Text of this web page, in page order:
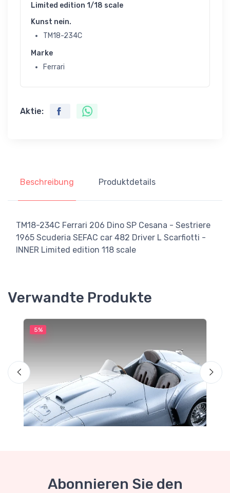
Limited edition 1/18 scale
Kunst nein.
TM18-234C
Marke
Ferrari
Aktie:
Beschreibung Produktdetails
TM18-234C Ferrari 206 Dino SP Cesana - Sestriere
1965 Scuderia SEFAC car 482 Driver L Scarfiotti -
INNER Limited edition 118 scale
Verwandte Produkte
5%
Abonnieren Sie den